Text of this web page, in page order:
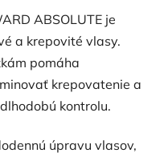
ABSOLUTE je
a krepovité vlasy.
pomáha
krepovatenie a
kontrolu.
úpravu vlasov,